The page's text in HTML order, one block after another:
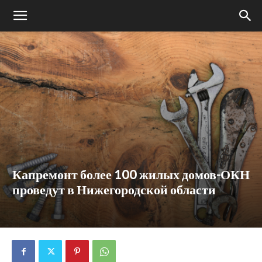
Капремонт более 100 жилых домов-ОКН
проведут в Нижегородской области